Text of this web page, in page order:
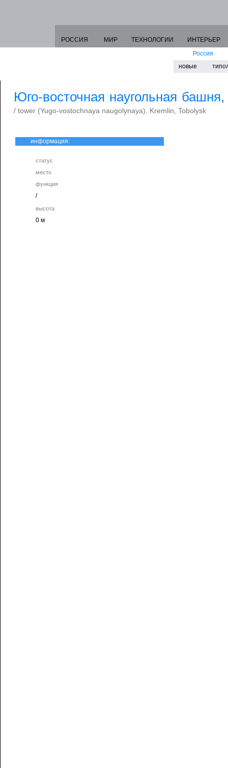
РОССИЯ МИР ТЕХНОЛОГИИ
ИНТЕРЬЕР
Россия
новые
Юго-восточная наугольная
/ tower (Yugo-vostochnaya naugolynaya), Kremlin, Tobolysk
информация:
статус
место
функция
/
высота
0 м